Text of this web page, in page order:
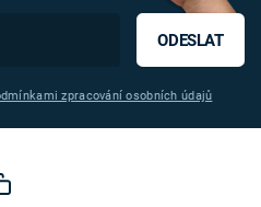
ODESLAT
zpracování osobních údajů